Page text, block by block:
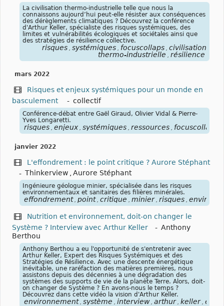
La civilisation thermo-industrielle telle que nous la
connaissons aujourd’hui peut-elle résister aux conséquences
des dérèglements climatiques ? Découvrez la conférence
d'Arthur Keller, spécialiste des risques systémiques, des
limites et vulnérabilités écologiques et sociétales ainsi que
des stratégies de résilience collective.
risques systémiques focuscollaps civilisation
thermo-industrielle
résilience
mars 2022
Risques et enjeux systémiques pour un monde en
basculement
- collectif
Conférence-débat entre Gaël Giraud, Olivier Vidal & Pierre-
Yves Longaretti.
risques enjeux systémiques ressources focuscollaps
janvier 2022
L'effondrement : le point critique ? Aurore Stéphant
- Thinkerview , Aurore Stéphant
Ingénieure géologue minier, spécialisée dans les risques
environnementaux et sanitaires des filières minérales.
effondrement , point , critique , minier , risques ,
Nutrition et environnement, doit-on changer le
Système ? Interview avec Arthur Keller
- Anthony
Berthou
Anthony Berthou a eu l'opportunité de s'entretenir avec
Arthur Keller, Expert des Risques Systémiques et des
Stratégies de Résilience. Avec une descente énergétique
inévitable, une raréfaction des matières premières, nous
assistons depuis des décennies à une dégradation des
systèmes des supports de vie de la planète Terre. Alors, doit-
on changer de Système ? En avons-nous le temps ?
Découvrez dans cette vidéo la vision d'Arthur Keller.
environnement système interview arthur keller